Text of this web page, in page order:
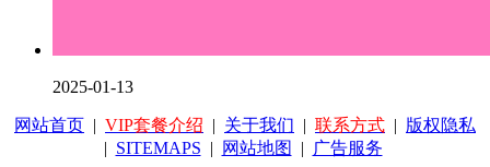
2025-01-13
网站首页 | VIP套餐介绍 | 关于我们 | 联系方式 | 版权隐私
| SITEMAPS | 网站地图 | 广告服务